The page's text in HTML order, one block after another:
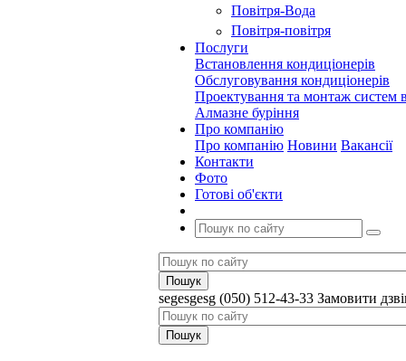
Повітря-Вода
Повітря-повітря
Послуги
Встановлення кондиціонерів
Обслуговування кондиціонерів
Проектування та монтаж систем
Алмазне буріння
Про компанію
Про компанію Новини Вакансії
Контакти
Фото
Готові об'єкти
segesgesg (050) 512-43-33 Замовити